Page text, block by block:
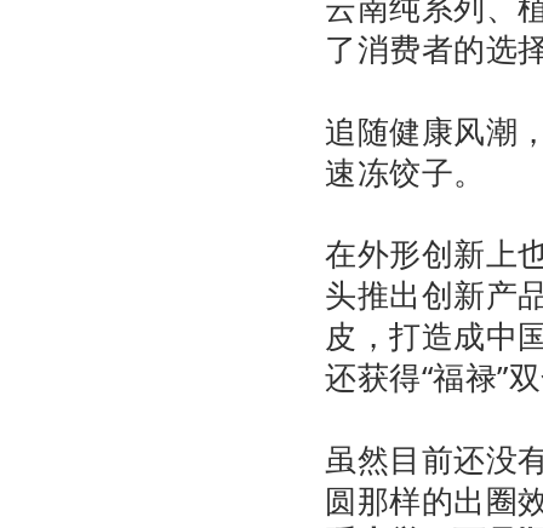
了消费者的选
追随健康风潮
速冻饺子。
在外形创新上
头推出创新产
皮，打造成中
还获得“福禄”
虽然目前还没
圆那样的出圈